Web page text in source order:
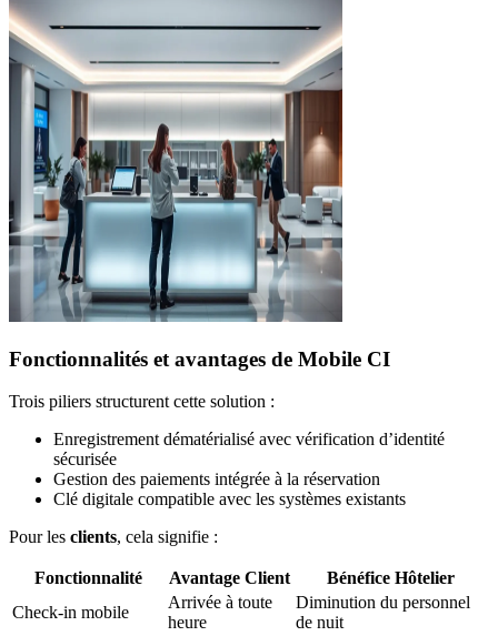
Fonctionnalités et avantages de Mobile CI
Trois piliers structurent cette solution :
Enregistrement dématérialisé avec vérification d’identité
sécurisée
Gestion des paiements intégrée à la réservation
Clé digitale compatible avec les systèmes existants
Pour les clients, cela signifie :
Fonctionnalité Avantage Client
Bénéfice Hôtelier
Check-in mobile
Arrivée à toute
heure
Diminution du personnel
de nuit